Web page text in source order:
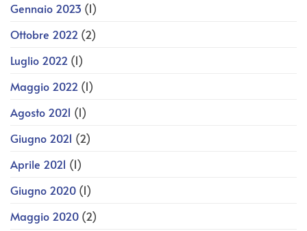
Gennaio 2023 (1)
Ottobre 2022 (2)
Luglio 2022 (1)
Maggio 2022 (1)
Agosto 2021 (1)
Giugno 2021 (2)
Aprile 2021 (1)
Giugno 2020 (1)
Maggio 2020 (2)